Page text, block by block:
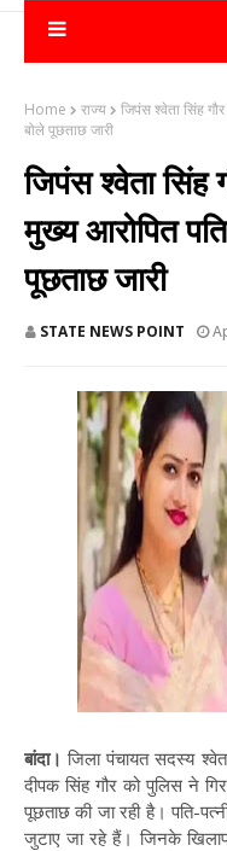
Home राज्य
जिपंस श्वेता सिंह
बोले पूछताछ जारी
जिपंस श्वेता सिंह
मुख्य आरोपित
पूछताछ जारी
STATE NEWS POINT
बांदा। जिला पंचायत सदस्य
दीपक सिंह गौर को पुलिस ने
पूछताछ की जा रही है। पति-
जुटाए जा रहे हैं। जिनके खिलाफ